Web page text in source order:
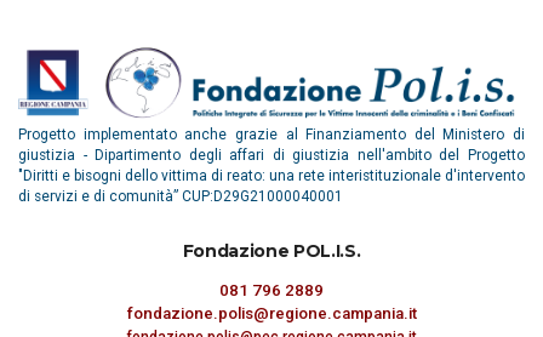
Progetto implementato anche grazie al Finanziamento del Ministero di
giustizia - Dipartimento degli affari di giustizia nell'ambito del Progetto
"Diritti e bisogni dello vittima di reato: una rete interistituzionale d'intervento
di servizi e di comunità” CUP:D29G21000040001
Fondazione POL.I.S.
081 796 2889
fondazione.polis@regione.campania.it